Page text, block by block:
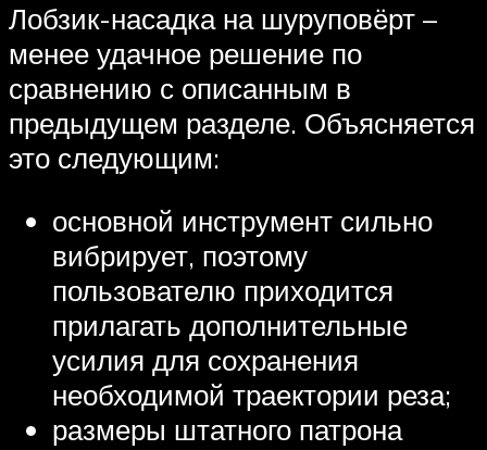
Лобзик-насадка на шуруповёрт –
менее удачное решение по
сравнению с описанным в
предыдущем разделе. Объясняется
это следующим:
основной инструмент сильно
вибрирует, поэтому
пользователю приходится
прилагать дополнительные
усилия для сохранения
необходимой траектории реза;
размеры штатного патрона